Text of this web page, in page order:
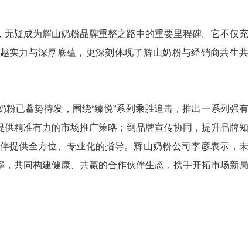
疑成为辉山奶粉品牌重整之路中的重要里程碑。它不仅充
实力与深厚底蕴，更深刻体现了辉山奶粉与经销商共生共
已蓄势待发，围绕“臻悦”系列乘胜追击，推出一系列强有
精准有力的市场推广策略；到品牌宣传协同，提升品牌知
提供全方位、专业化的指导。辉山奶粉公司李彦表示，未
共同构建健康、共赢的合作伙伴生态，携手开拓市场新局